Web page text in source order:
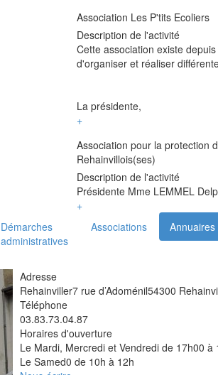
Association Les P'tits Ecoliers
Description de l'activité
Cette association existe
d'organiser et réaliser
La présidente,
+
Association pour la protection
Rehainvillois(ses)
Description de l'activité
Présidente Mme LEMMEL
+
Démarches
administratives
Associations Annuaires
Adresse
Rehainviller7 rue d’Adoménil54300
Téléphone
03.83.73.04.87
Horaires d'ouverture
Le Mardi, Mercredi et Vendredi de 17h00 à
Le Samed0 de 10h à 12h